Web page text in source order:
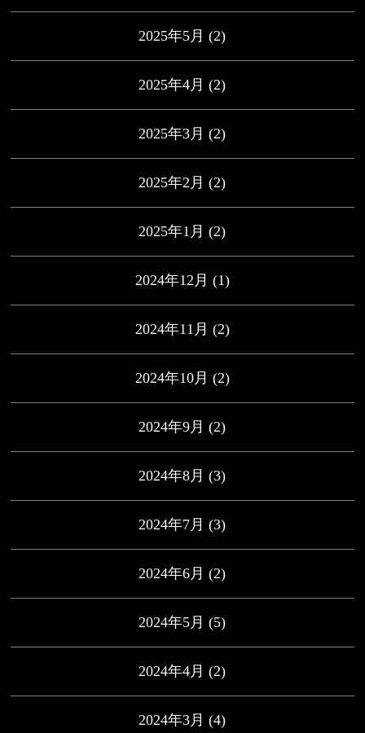
2025年5月 (2)
2025年4月 (2)
2025年3月 (2)
2025年2月 (2)
2025年1月 (2)
2024年12月 (1)
2024年11月 (2)
2024年10月 (2)
2024年9月 (2)
2024年8月 (3)
2024年7月 (3)
2024年6月 (2)
2024年5月 (5)
2024年4月 (2)
2024年3月 (4)